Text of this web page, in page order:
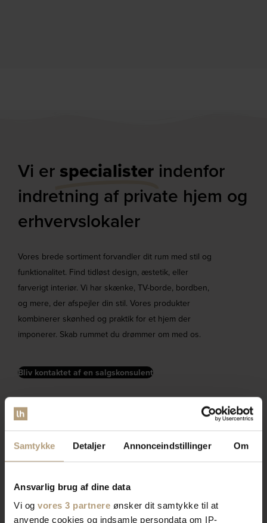
Samtykke Detaljer Annonceindstillinger Om
Ansvarlig brug af dine data
Vi og vores 3 partnere ønsker dit samtykke til at
anvende cookies og indsamle persondata om IP-
Vi er specialister indenfor
indretning af private hjem og
erhvervslokaler​
Vores brede sortiment forvandler dit rum med stil og
funktionalitet. Find tidløst design, æstetik, eller
farverigt interiør. Vi har skænke, TV-borde, bordben,
og mere, der afspejler din stil. Vores produkter
kombinerer skønhed og praktik for et hjem der
imponerer. Skab rummet du drømmer om med os.
Bliv kontaktet af en salgskonsulent